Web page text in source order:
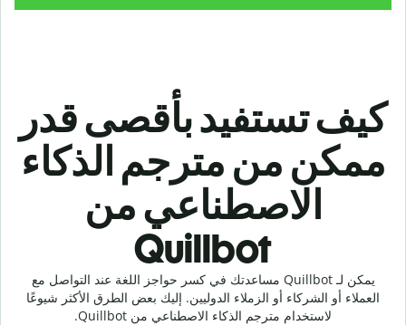
كيف تستفيد بأقصى قدر
ممكن من مترجم الذكاء
الاصطناعي من
Quillbot
يمكن لـ Quillbot مساعدتك في كسر حواجز اللغة عند التواصل مع
العملاء أو الشركاء أو الزملاء الدوليين. إليك بعض الطرق الأكثر شيوعًا
لاستخدام مترجم الذكاء الاصطناعي من Quillbot.